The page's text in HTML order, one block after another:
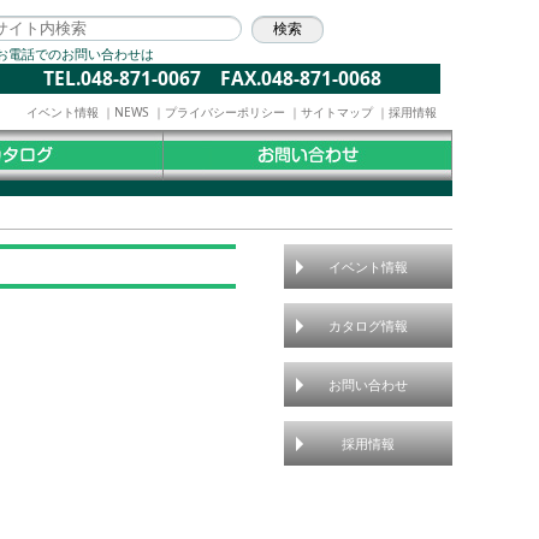
電話でのお問い合わせは
TEL.048-871-0067 FAX.048-871-0068
イベント情報 ｜ NEWS ｜ プライバシーポリシー ｜ サイトマップ ｜ 採用情報
イベント情報
カタログ情報
お問い合わせ
採用情報